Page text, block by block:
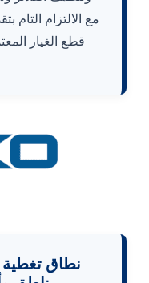
مع الالتزام التام
قطع الغيار
نطاق